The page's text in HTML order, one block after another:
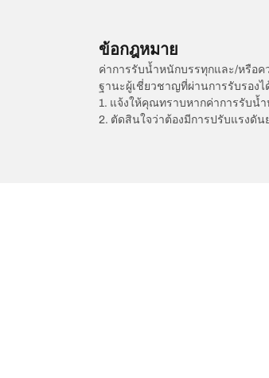
ข้อกฎหมาย
ค่าการรับน้ำหนักบรรทุกและ/หรือ
ฐานะผู้เชี่ยวชาญที่ผ่านการรับรองไ
1. แจ้งให้คุณทราบหากค่าการรับน้
2. ตัดสินใจว่าต้องมีการปรับแรงดั